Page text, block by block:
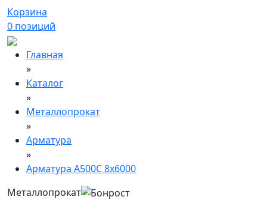
Корзина
0 позиций
Главная
»
Каталог
»
Металлопрокат
»
Арматура
»
Арматура А500С 8х6000
Металлопрокат